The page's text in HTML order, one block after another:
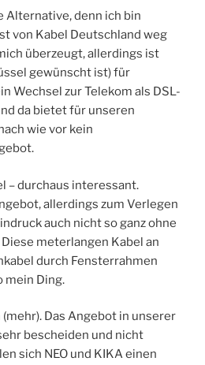
Alternative, denn ich bin
von Kabel Deutschland weg
überzeugt, allerdings ist
gewünscht ist) für
Wechsel zur Telekom als DSL-
da bietet für unseren
wie vor kein
– durchaus interessant.
allerdings zum Verlegen
auch nicht so ganz ohne
meterlangen Kabel an
durch Fensterrahmen
mein Ding.
(mehr). Das Angebot in unserer
bescheiden und nicht
sich NEO und KIKA einen